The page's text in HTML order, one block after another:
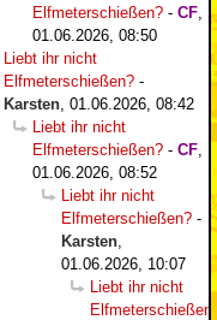
Elfmeterschießen? - CF
01.06.2026, 08:50
Liebt ihr nicht
Elfmeterschießen? -
Karsten 01.06.2026, 08:42
Liebt ihr nicht
Elfmeterschießen? - CF
01.06.2026, 08:52
Liebt ihr nicht
Elfmeterschießen? -
Karsten
01.06.2026, 10:07
Liebt ihr nicht